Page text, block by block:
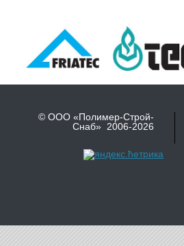
© ООО «Полимер-Строй-
Снаб» 2006-2026